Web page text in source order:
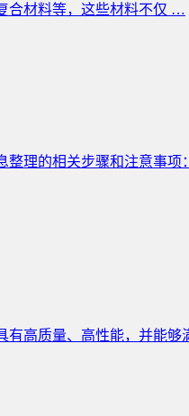
合材料等，这些材料不仅 …
理的相关步骤和注意事
高质量、高性能，并能